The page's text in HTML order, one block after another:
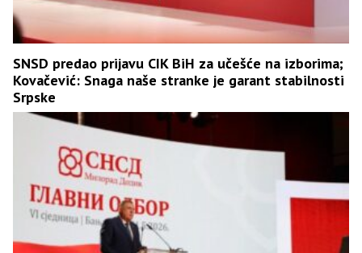
SNSD predao prijavu CIK BiH za učešće na izborima;
Kovačević: Snaga naše stranke je garant stabilnosti
Srpske